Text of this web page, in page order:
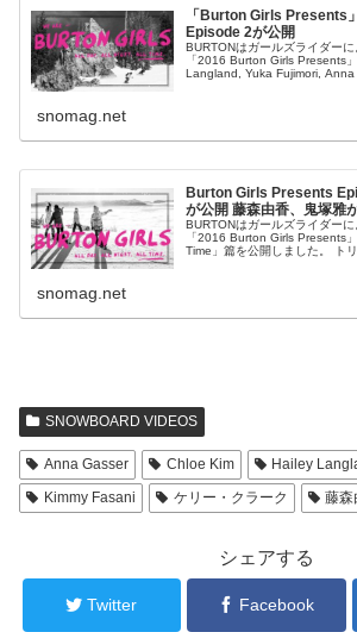
「Burton Girls Presents
Episode 2が公開
BURTONはガールズライダー
「2016 Burton Girls Presents
Langland, Yuka Fujimori,
snomag.net
Burton Girls Presents
が公開 藤森由香、鬼塚雅
BURTONはガールズライダー
「2016 Burton Girls Presents
Time」篇を公開しました。 トリを飾るにふさわしく今回の
snomag.net
SNOWBOARD VIDEOS
Anna Gasser Chloe Kim
Hailey
Kimmy Fasani
ケリー・クラーク 藤森
シェアする
Twitter Facebook